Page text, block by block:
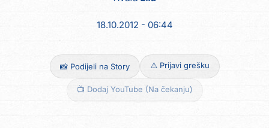
18.10.2012 - 06:44
📸 Podijeli na Story ⚠️ Prijavi grešku
📺 Dodaj YouTube (Na čekanju)